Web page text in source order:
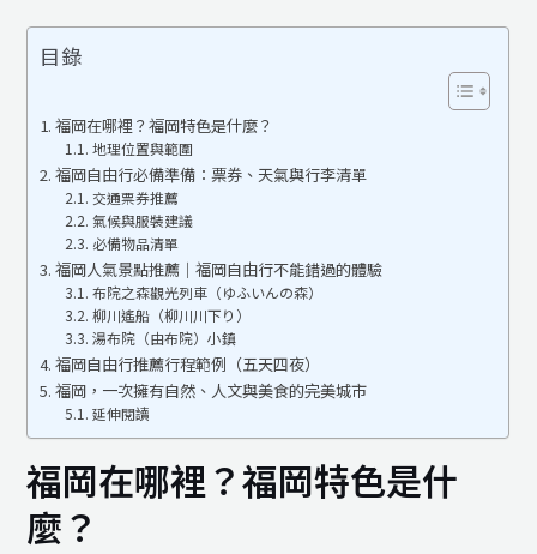
目錄
福岡在哪裡？福岡特色是什麼？
地理位置與範圍
福岡自由行必備準備：票券、天氣與行李清單
交通票券推薦
氣候與服裝建議
必備物品清單
福岡人氣景點推薦｜福岡自由行不能錯過的體驗
布院之森觀光列車（ゆふいんの森）
柳川遙船（柳川川下り）
湯布院（由布院）小鎮
福岡自由行推薦行程範例（五天四夜）
福岡，一次擁有自然、人文與美食的完美城市
延伸閱讀
福岡在哪裡？福岡特色是什
麼？